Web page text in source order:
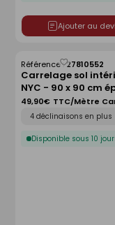
Ajouter au
Enregistrer
comme
liste